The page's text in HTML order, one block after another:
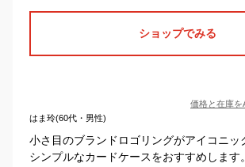
ショップでみる
価格と在庫を
はま玲(60代・男性)
小さ目のブランドロゴリングがアイコニッ
シンプルなカードケースをおすすめします。